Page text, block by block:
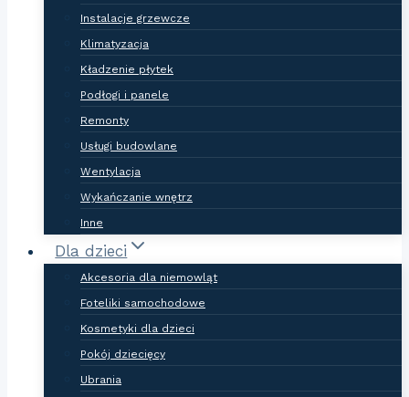
Instalacje grzewcze
Klimatyzacja
Kładzenie płytek
Podłogi i panele
Remonty
Usługi budowlane
Wentylacja
Wykańczanie wnętrz
Inne
Dla dzieci
Akcesoria dla niemowląt
Foteliki samochodowe
Kosmetyki dla dzieci
Pokój dziecięcy
Ubrania